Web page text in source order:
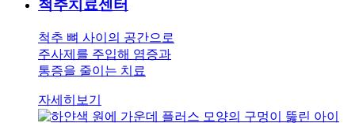
척추치료센터
척추 뼈 사이의 공간으로
주사제를 주입해 염증과
통증을 줄이는 치료
자세히보기